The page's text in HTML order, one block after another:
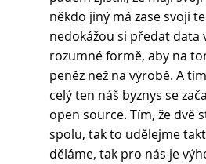
někdo jiný má zase svoji
nedokážou si předat data
rozumné formě, aby na
peněz než na výrobě. A
celý ten náš byznys se
open source. Tím, že dvě
spolu, tak to udělejme
děláme, tak pro nás je